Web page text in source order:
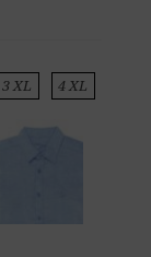
3 XL 4 XL